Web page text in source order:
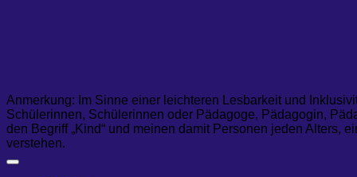
Anmerkung: Im Sinne einer leichteren Lesbarkeit und
Schülerinnen, Schülerinnen oder Pädagoge, Pädagogin,
den Begriff „Kind“ und meinen damit Personen jeden Alters,
verstehen.